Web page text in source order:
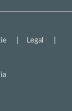
Legal